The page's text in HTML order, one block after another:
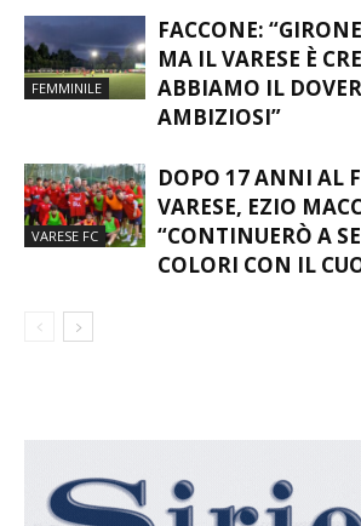
FACCONE:
MA IL VARESE È
ABBIAMO IL
DOPO 17 ANNI AL
VARESE, EZIO
“CONTINUERÒ A